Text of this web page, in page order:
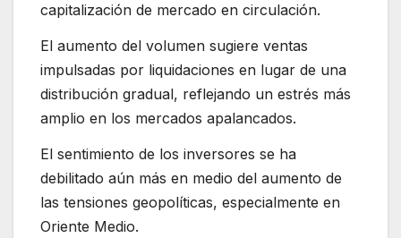
capitalización de mercado en circulación.
El aumento del volumen sugiere ventas
impulsadas por liquidaciones en lugar de una
distribución gradual, reflejando un estrés más
amplio en los mercados apalancados.
El sentimiento de los inversores se ha
debilitado aún más en medio del aumento de
las tensiones geopolíticas, especialmente en
Oriente Medio.